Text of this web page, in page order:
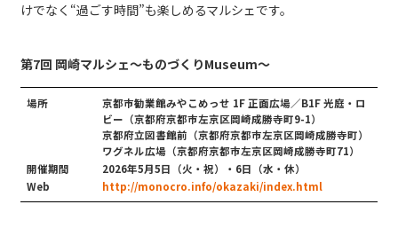
けでなく“過ごす時間”も楽しめるマルシェです。
第7回 岡崎マルシェ～ものづくりMuseum～
場所
京都市勧業館みやこめっせ 1F 正面広場／B1F 光庭・ロ
ビー（京都府京都市左京区岡崎成勝寺町9-1）
京都府立図書館前（京都府京都市左京区岡崎成勝寺町）
ワグネル広場（京都府京都市左京区岡崎成勝寺町71）
開催期間
2026年5月5日（火・祝）・6日（水・休）
Web
http://monocro.info/okazaki/index.html